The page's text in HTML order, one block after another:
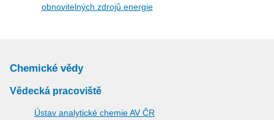
obnovitelných zdrojů energie
Chemické vědy
Vědecká pracoviště
Ústav analytické chemie AV ČR